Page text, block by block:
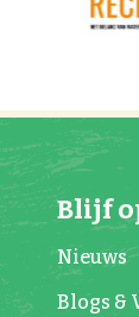
Blijf
Nieuws
Blogs &